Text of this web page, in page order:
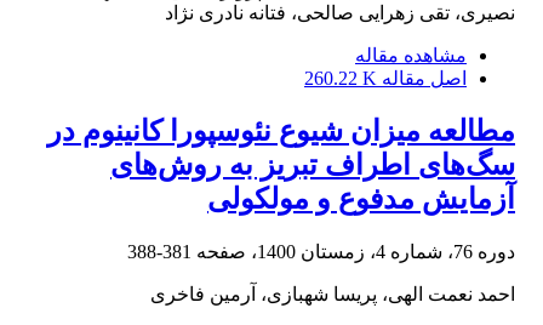
نصیری، تقی زهرایی صالحی، فتانه نادری نژاد
مشاهده مقاله
اصل مقاله 260.22 K
مطالعه میزان شیوع نئوسپورا کانینوم در
سگ‌های اطراف تبریز به روش‌های
آزمایش مدفوع و مولکولی
دوره 76، شماره 4، زمستان 1400، صفحه 381-388
احمد نعمت الهی، پریسا شهبازی، آرمین فاخری